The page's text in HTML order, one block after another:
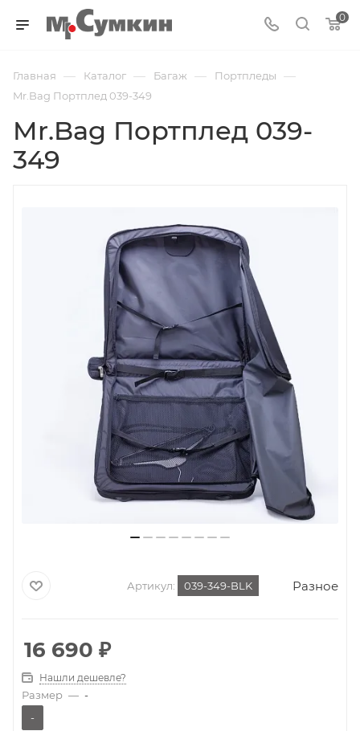
0
Главная — Каталог — Багаж — Портпледы —
Mr.Bag Портплед 039-349
Mr.Bag Портплед 039-
349
Артикул: 039-349-BLK Разное
16 690 ₽
Нашли дешевле?
Размер — -
-